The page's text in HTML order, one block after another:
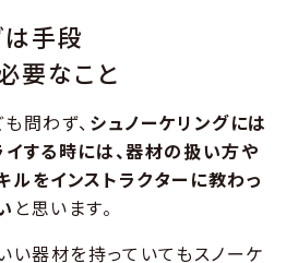
は手段
要なこと
問わず、 シュノーケリングには
イする時には、器材の扱い方や
ルをインストラクターに教わっ
と思います。
い器材を持っていてもスノーケ